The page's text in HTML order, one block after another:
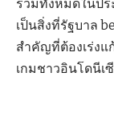
รวมทั้งหมดในป
เป็นสิ่งที่รัฐบาล
สำคัญที่ต้องเร่ง
เกมชาวอินโดนีเ